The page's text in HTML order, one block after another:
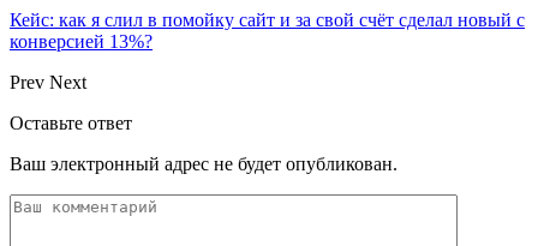
Кейс: как я слил в помойку сайт и за свой счёт сделал новый с
конверсией 13%?
Prev Next
Оставьте ответ
Ваш электронный адрес не будет опубликован.